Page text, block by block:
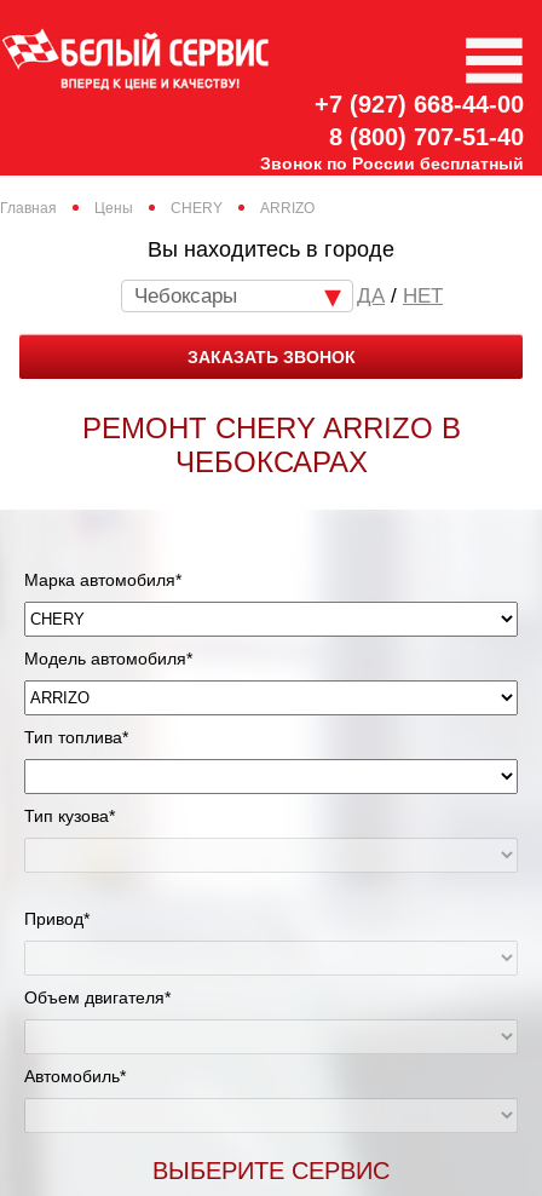
+7 (927) 668-44-00
8 (800) 707-51-40
Звонок по России бесплатный
Главная Цены CHERY ARRIZO
Вы находитесь в городе
Чебоксары / НЕТ
ЗАКАЗАТЬ ЗВОНОК
РЕМОНТ CHERY ARRIZO В
ЧЕБОКСАРАХ
Марка автомобиля*
Модель автомобиля*
Тип топлива*
Тип кузова*
Привод*
Объем двигателя*
Автомобиль*
ВЫБЕРИТЕ СЕРВИС